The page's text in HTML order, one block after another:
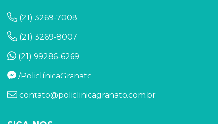
(21) 3269-7008
(21) 3269-8007
(21) 99286-6269
/PoliclínicaGranato
contato@policlinicagranato.com.br